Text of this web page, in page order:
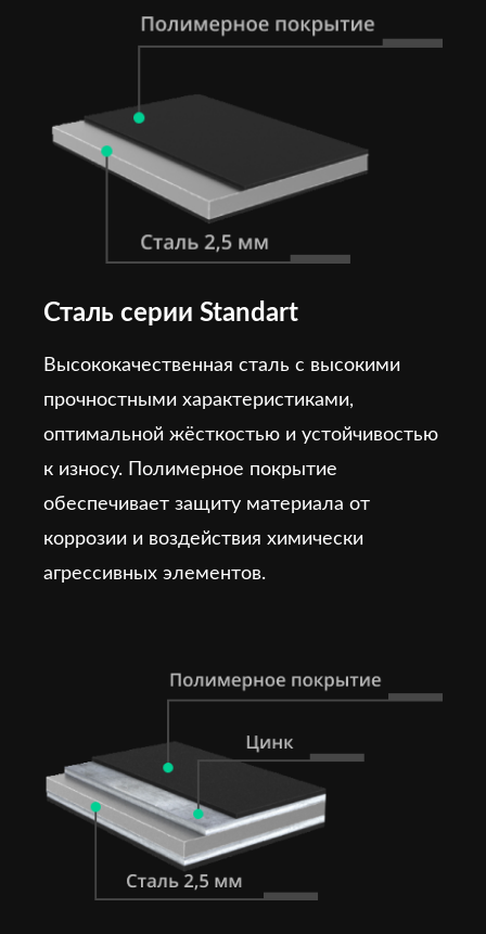
Сталь серии Standart
Высококачественная сталь с высокими
прочностными характеристиками,
оптимальной жёсткостью и устойчивостью
к износу. Полимерное покрытие
обеспечивает защиту материала от
коррозии и воздействия химически
агрессивных элементов.